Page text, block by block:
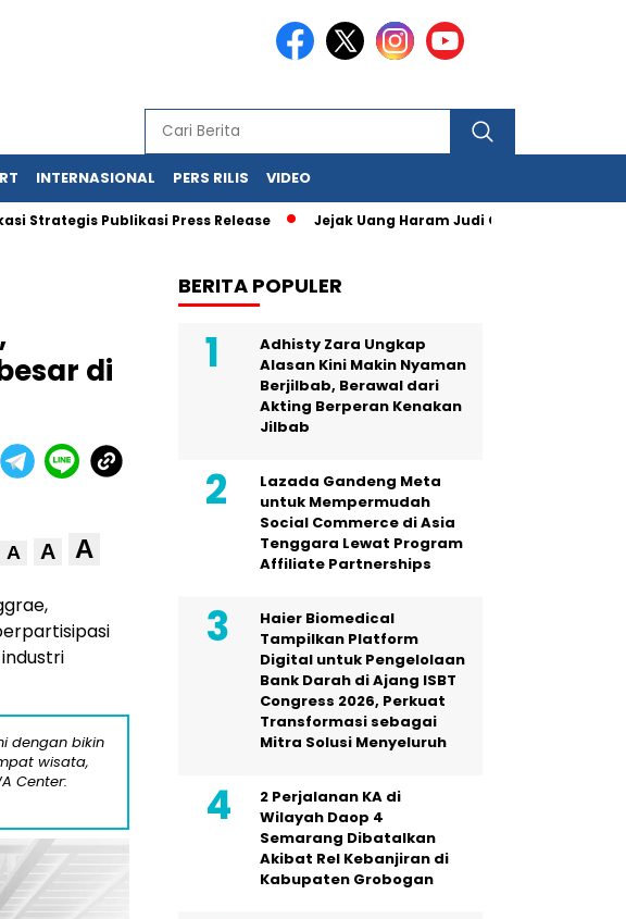
INTERNASIONAL PERS RILIS VIDEO
Publikasi Press Release Jejak Uang Haram Judi Online Mulai Terbaca,
di
A A A
dengan bikin
wisata,
Center:
BERITA POPULER
Adhisty Zara Ungkap
Alasan Kini Makin Nyaman
Berjilbab, Berawal dari
Akting Berperan Kenakan
Jilbab
Lazada Gandeng Meta
untuk Mempermudah
Social Commerce di Asia
Tenggara Lewat Program
Affiliate Partnerships
Haier Biomedical
Tampilkan Platform
Digital untuk Pengelolaan
Bank Darah di Ajang ISBT
Congress 2026, Perkuat
Transformasi sebagai
Mitra Solusi Menyeluruh
2 Perjalanan KA di
Wilayah Daop 4
Semarang Dibatalkan
Akibat Rel Kebanjiran di
Kabupaten Grobogan